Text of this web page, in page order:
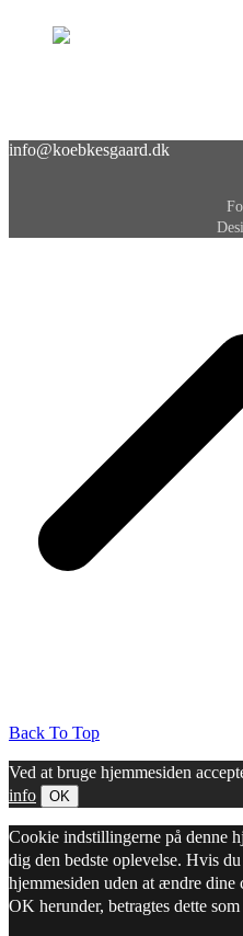
info@koebkesgaard.dk
Back To Top
Ved at bruge hjemmesiden
info
OK
Cookie indstillingerne på denne
dig den bedste oplevelse. Hvis
hjemmesiden uden at ændre
OK herunder, betragtes dette